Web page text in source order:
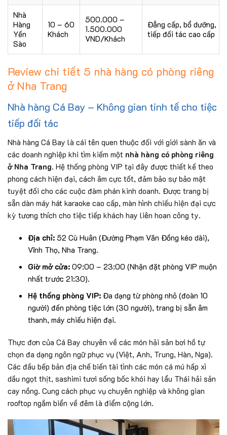
Nhà
Hàng
Yến
Sào
10 – 60
Khách
500.000 –
1.500.000
VND/Khách
Đẳng cấp, bổ dưỡng,
tiếp đối tác cao cấp
Review chi tiết 5 nhà hàng có phòng riêng
ở Nha Trang
Nhà hàng Cá Bay – Không gian tinh tế cho tiệc
tiếp đối tác
Nhà hàng Cá Bay là cái tên quen thuộc đối với giới sành ăn và
các doanh nghiệp khi tìm kiếm một nhà hàng có phòng riêng
ở Nha Trang. Hệ thống phòng VIP tại đây được thiết kế theo
phong cách hiện đại, cách âm cực tốt, đảm bảo sự bảo mật
tuyệt đối cho các cuộc đàm phán kinh doanh. Được trang bị
sẵn dàn máy hát karaoke cao cấp, màn hình chiếu hiện đại cực
kỳ tương thích cho tiệc tiếp khách hay liên hoan công ty.
Địa chỉ:52 Cù Huân (Đường Phạm Văn Đồng kéo dài),
Vĩnh Thọ, Nha Trang.
Giờ mở cửa:09:00 – 23:00 (Nhận đặt phòng VIP muộn
nhất trước 21:30).
Hệ thống phòng VIP:Đa dạng từ phòng nhỏ (đoàn 10
người) đến phòng tiệc lớn (30 người), trang bị sẵn âm
thanh, máy chiếu hiện đại.
Thực đơn của Cá Bay chuyên về các món hải sản bơi hồ tự
chọn đa dạng ngôn ngữ phục vụ (Việt, Anh, Trung, Hàn, Nga).
Các đầu bếp bản địa chế biến tài tình các món cá mú hấp xì
dầu ngọt thịt, sashimi tươi sống bốc khói hay lẩu Thái hải sản
cay nồng. Cung cách phục vụ chuyên nghiệp và không gian
rooftop ngắm biển về đêm là điểm cộng lớn.